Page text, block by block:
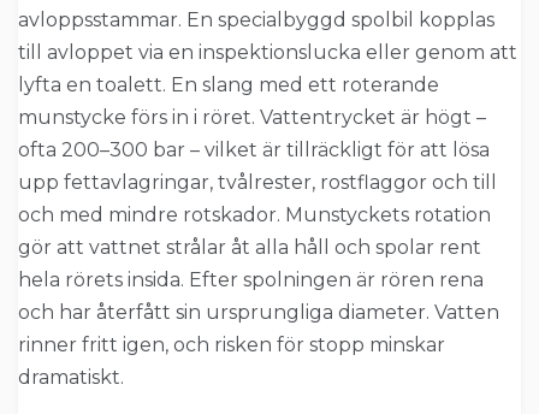
avloppsstammar. En specialbyggd spolbil kopplas
till avloppet via en inspektionslucka eller genom att
lyfta en toalett. En slang med ett roterande
munstycke förs in i röret. Vattentrycket är högt –
ofta 200–300 bar – vilket är tillräckligt för att lösa
upp fettavlagringar, tvålrester, rostflaggor och till
och med mindre rotskador. Munstyckets rotation
gör att vattnet strålar åt alla håll och spolar rent
hela rörets insida. Efter spolningen är rören rena
och har återfått sin ursprungliga diameter. Vatten
rinner fritt igen, och risken för stopp minskar
dramatiskt.